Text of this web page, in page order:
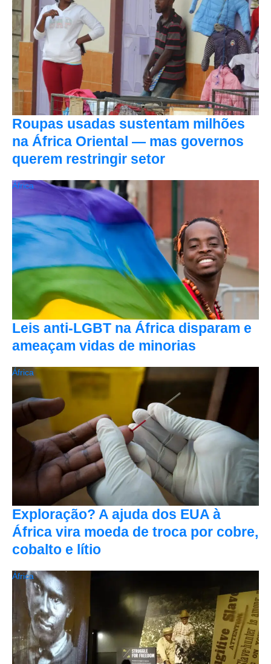
Roupas usadas sustentam milhões
na África Oriental — mas governos
querem restringir setor
Leis anti-LGBT na África disparam e
ameaçam vidas de minorias
África
Exploração? A ajuda dos EUA à
África vira moeda de troca por cobre,
cobalto e lítio
África
África